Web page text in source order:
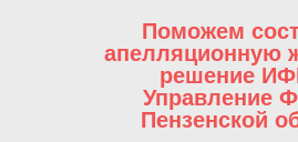
Поможем
апелляционную
решение
Управление
Пензенской